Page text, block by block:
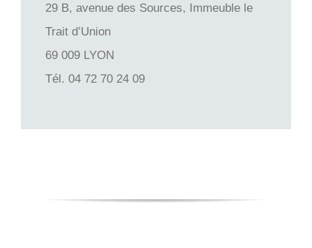
29 B, avenue des Sources, Immeuble le
Trait d’Union
69 009 LYON
Tél. 04 72 70 24 09